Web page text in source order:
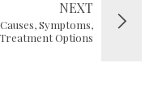
NEXT
Symptoms,
Options